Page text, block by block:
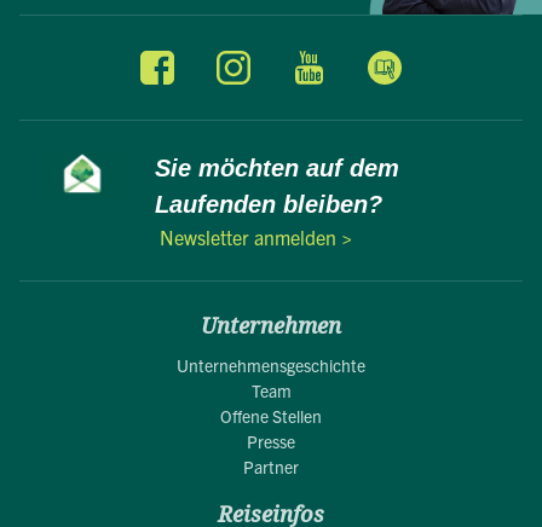
Sie möchten auf dem
Laufenden bleiben?
Newsletter anmelden >
Unternehmen
Unternehmensgeschichte
Team
Offene Stellen
Presse
Partner
Reiseinfos